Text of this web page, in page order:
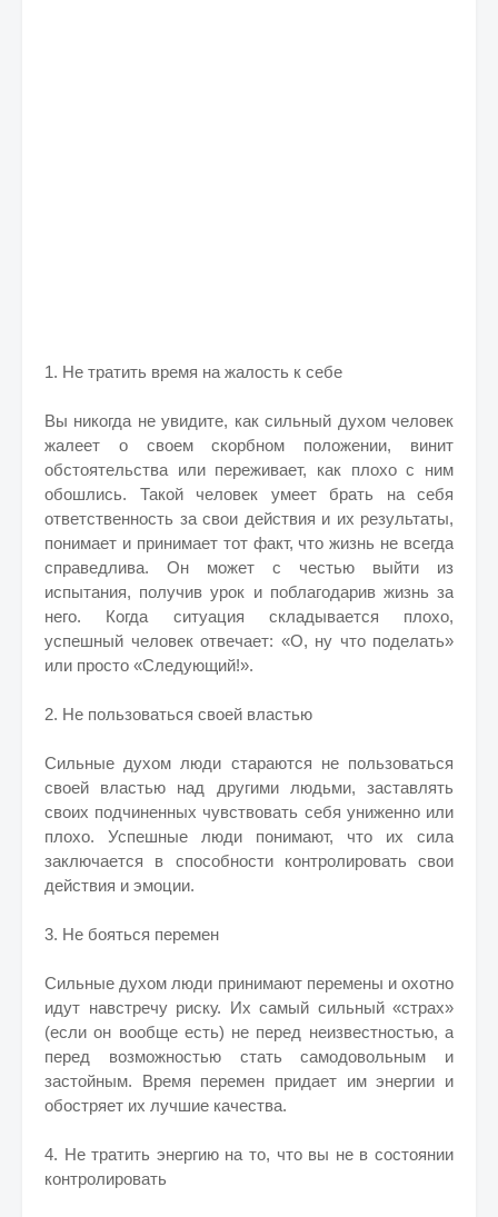
1. Не тратить время на жалость к себе
Вы никогда не увидите, как сильный духом человек
жалеет о своем скорбном положении, винит
обстоятельства или переживает, как плохо с ним
обошлись. Такой человек умеет брать на себя
ответственность за свои действия и их результаты,
понимает и принимает тот факт, что жизнь не всегда
справедлива. Он может с честью выйти из
испытания, получив урок и поблагодарив жизнь за
него. Когда ситуация складывается плохо,
успешный человек отвечает: «О, ну что поделать»
или просто «Следующий!».
2. Не пользоваться своей властью
Сильные духом люди стараются не пользоваться
своей властью над другими людьми, заставлять
своих подчиненных чувствовать себя униженно или
плохо. Успешные люди понимают, что их сила
заключается в способности контролировать свои
действия и эмоции.
3. Не бояться перемен
Сильные духом люди принимают перемены и охотно
идут навстречу риску. Их самый сильный «страх»
(если он вообще есть) не перед неизвестностью, а
перед возможностью стать самодовольным и
застойным. Время перемен придает им энергии и
обостряет их лучшие качества.
4. Не тратить энергию на то, что вы не в состоянии
контролировать